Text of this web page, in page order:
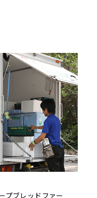
プブレッドファー